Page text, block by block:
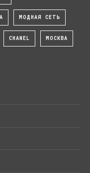
МОДНАЯ СЕТЬ
CHANEL МОСКВА